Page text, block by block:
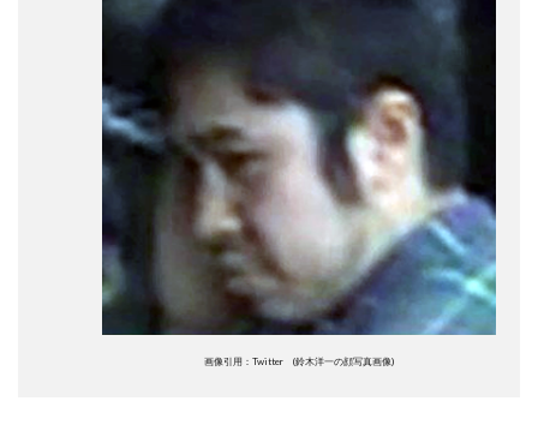
画像引用：Twitter (鈴木洋一の顔写真画像)